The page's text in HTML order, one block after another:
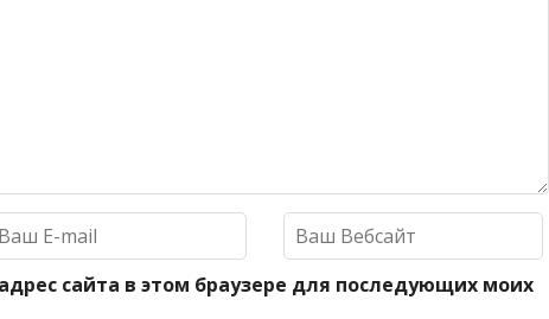
сайта в этом браузере для последующих моих